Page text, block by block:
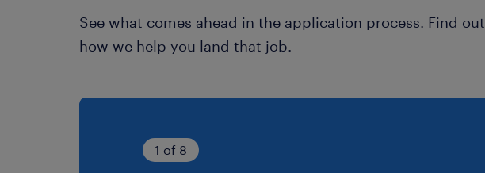
See what comes ahead in the application process. Find out
how we help you land that job.
1 of 8